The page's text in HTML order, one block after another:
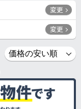
変更
変更